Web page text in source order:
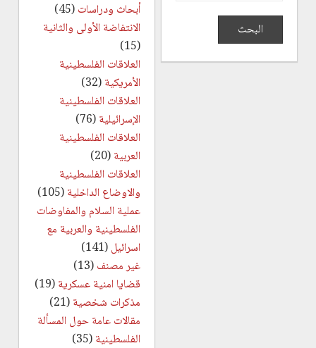
أبحاث ودراسات(45)
الانتفاضة الأولى والثانية
(15)
العلاقات الفلسطينية
الأمريكية(32)
العلاقات الفلسطينية
الإسرائيلية(76)
العلاقات الفلسطينية
العربية(20)
العلاقات الفلسطينية
والاوضاع الداخلية(105)
عملية السلام والمفاوضات
الفلسطينية والعربية مع
اسرائيل(141)
غير مصنف(13)
قضايا امنية عسكرية(19)
مذكرات شخصية(21)
مقالات عامة حول المسألة
الفلسطينية(35)